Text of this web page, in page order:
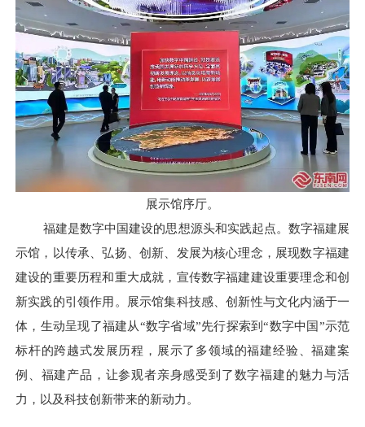
展示馆序厅。
福建是数字中国建设的思想源头和实践起点。数字福建展
示馆，以传承、弘扬、创新、发展为核心理念，展现数字福建
建设的重要历程和重大成就，宣传数字福建建设重要理念和创
新实践的引领作用。展示馆集科技感、创新性与文化内涵于一
体，生动呈现了福建从“数字省域”先行探索到“数字中国”示范
标杆的跨越式发展历程，展示了多领域的福建经验、福建案
例、福建产品，让参观者亲身感受到了数字福建的魅力与活
力，以及科技创新带来的新动力。